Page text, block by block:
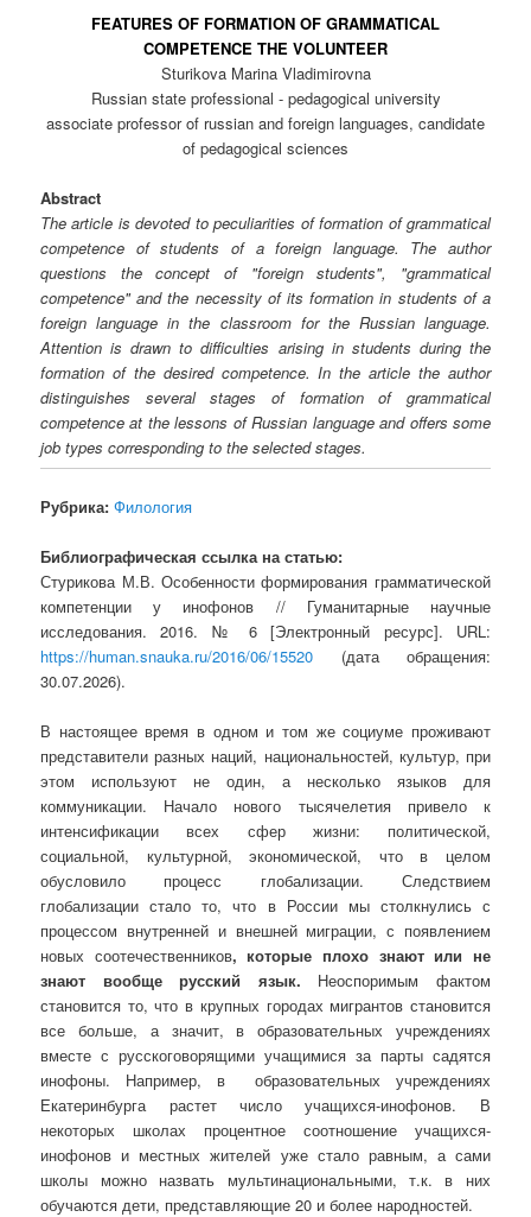
FEATURES OF FORMATION OF GRAMMATICAL
COMPETENCE THE VOLUNTEER
Sturikova Marina Vladimirovna
Russian state professional - pedagogical university
associate professor of russian and foreign languages, candidate
of pedagogical sciences
Abstract
The article is devoted to peculiarities of formation of grammatical
competence of students of a foreign language. The author
questions the concept of "foreign students", "grammatical
competence" and the necessity of its formation in students of a
foreign language in the classroom for the Russian language.
Attention is drawn to difficulties arising in students during the
formation of the desired competence. In the article the author
distinguishes several stages of formation of grammatical
competence at the lessons of Russian language and offers some
job types corresponding to the selected stages.
Рубрика: Филология
Библиографическая ссылка на статью:
Стурикова М.В. Особенности формирования грамматической
компетенции у инофонов // Гуманитарные научные
исследования. 2016. № 6 [Электронный ресурс]. URL:
https://human.snauka.ru/2016/06/15520 (дата обращения:
30.07.2026).
В настоящее время в одном и том же социуме проживают
представители разных наций, национальностей, культур, при
этом используют не один, а несколько языков для
коммуникации. Начало нового тысячелетия привело к
интенсификации всех сфер жизни: политической,
социальной, культурной, экономической, что в целом
обусловило процесс глобализации. Следствием
глобализации стало то, что в России мы столкнулись с
процессом внутренней и внешней миграции, с появлением
новых соотечественников, которые плохо знают или не
знают вообще русский язык.
Неоспоримым фактом
становится то, что в крупных городах мигрантов становится
все больше, а значит, в образовательных учреждениях
вместе с русскоговорящими учащимися за парты садятся
инофоны. Например, в образовательных учреждениях
Екатеринбурга растет число учащихся-инофонов. В
некоторых школах процентное соотношение учащихся-
инофонов и местных жителей уже стало равным, а сами
школы можно назвать мультинациональными, т.к. в них
обучаются дети, представляющие 20 и более народностей.